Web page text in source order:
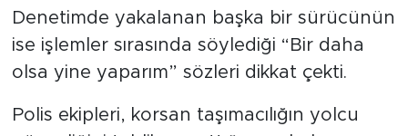
Denetimde yakalanan başka bir sürücünün
ise işlemler sırasında söylediği “Bir daha
olsa yine yaparım” sözleri dikkat çekti.
Polis ekipleri, korsan taşımacılığın yolcu